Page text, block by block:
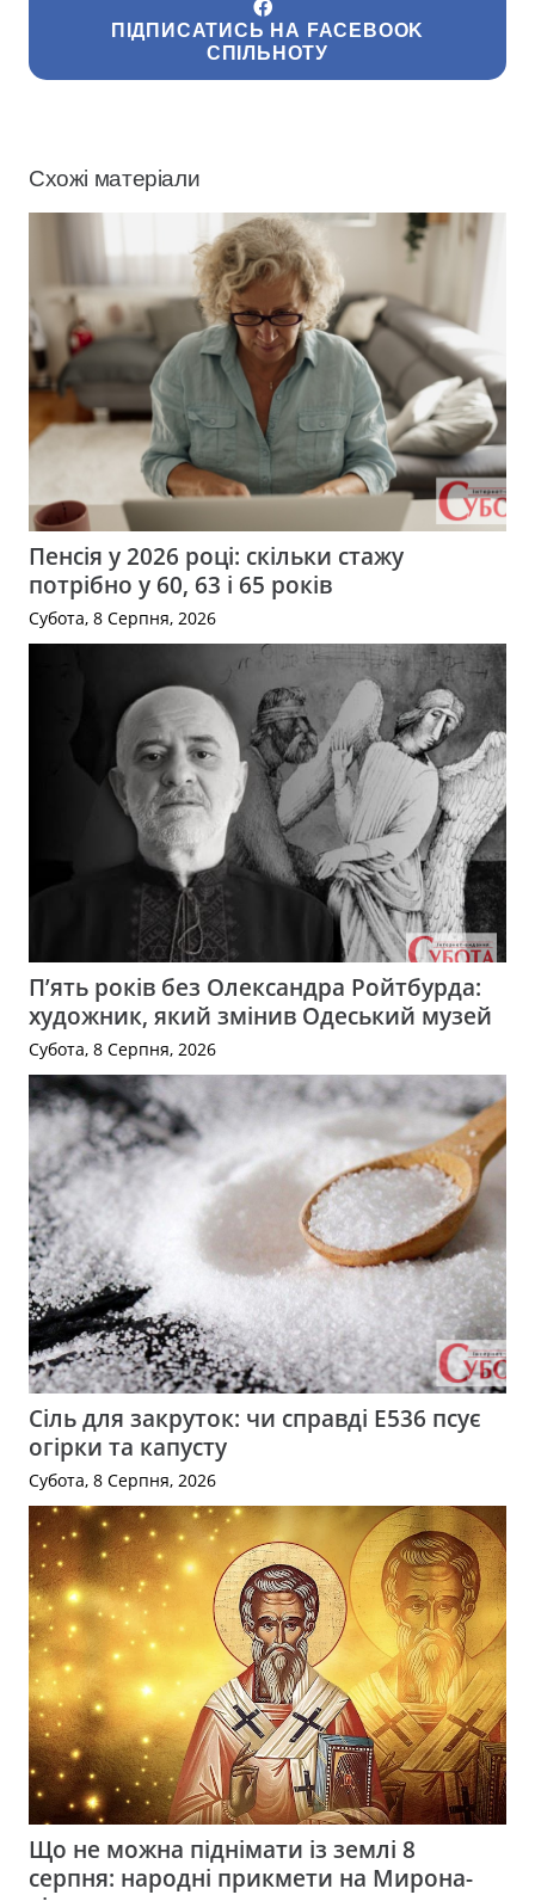
ПІДПИСАТИСЬ НА FACEBOOK
СПІЛЬНОТУ
Схожі матеріали
Пенсія у 2026 році: скільки стажу
потрібно у 60, 63 і 65 років
Субота, 8 Серпня, 2026
П’ять років без Олександра Ройтбурда:
художник, який змінив Одеський музей
Субота, 8 Серпня, 2026
Сіль для закруток: чи справді Е536 псує
огірки та капусту
Субота, 8 Серпня, 2026
Що не можна піднімати із землі 8
серпня: народні прикмети на Мирона-